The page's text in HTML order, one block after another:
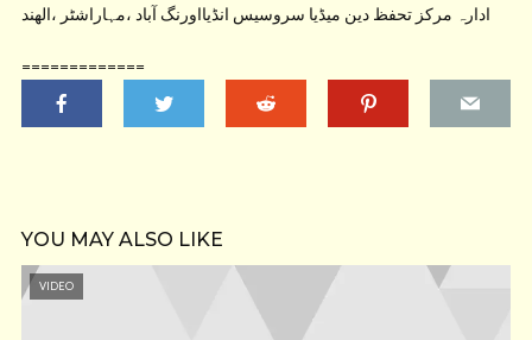
ادارہ مرکز تحفظ دین میڈیا سروسیس انڈیااورنگ آباد ،مہاراشٹر ،الھند
=============
YOU MAY ALSO LIKE
VIDEO